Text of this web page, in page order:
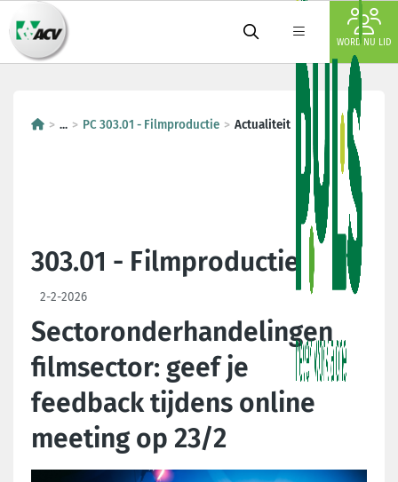
WORD NU LID
... PC 303.01 - Filmproductie Actualiteit
303.01 - Filmproductie
2-2-2026
Sectoronderhandelingen
filmsector: geef je
feedback tijdens online
meeting op 23/2